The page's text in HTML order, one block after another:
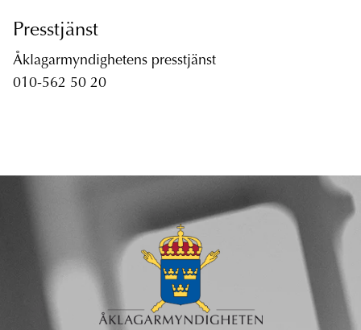
Presstjänst
Åklagarmyndighetens presstjänst
010-562 50 20